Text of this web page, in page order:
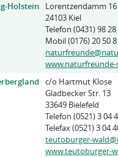
Holstein
Lorentzendamm 16
24103 Kiel
Telefon (0431) 98 28
Mobil (0176) 20 50
www.naturfreunde-
c/o Hartmut Klose
Gladbecker Str. 13
33649 Bielefeld
Telefon (0521) 3 04
Telefax (0521) 3 04
teutoburger-
www.teutoburger-